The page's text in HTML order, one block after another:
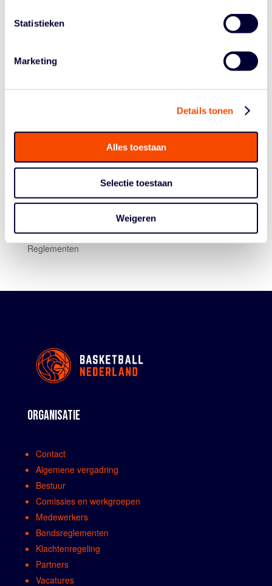
Statistieken
Marketing
Details tonen
Alles toestaan
Selectie toestaan
Weigeren
Helder Suns, met als inzet de Carla de Liefde Trofee.
Om 12.30 uur komt het VU21 van Landslake Lions al in
Bestuur En Commissies
Medewerkers
Reglementen
ORGANISATIE
Contact
Algemene vergadring
Bestuur
Comissies en werkgroepen
Medewerkers
Bondsreglementen
Klachtenregeling
Partners
Vacatures